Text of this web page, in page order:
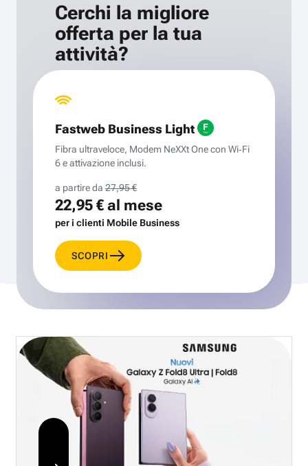
Cerchi la migliore
offerta per la tua
attività?
Fastweb Business Light
Fibra ultraveloce, Modem NeXXt One con Wi‑Fi
6 e attivazione inclusi.
a partire da 27,95 €
22,95 €al mese
per i clienti Mobile Business
SCOPRI